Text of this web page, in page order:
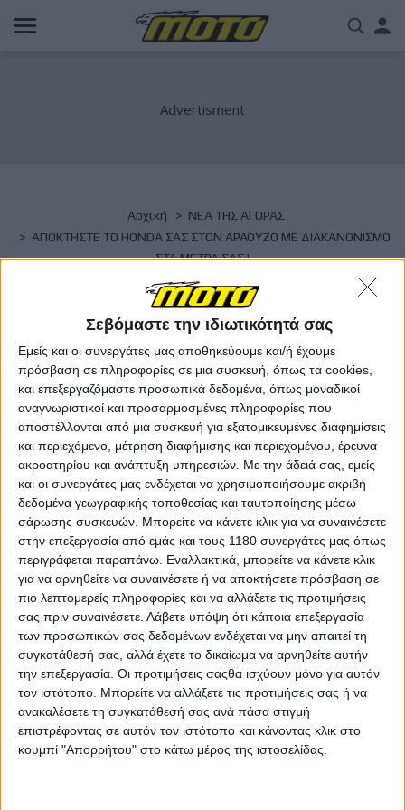
Σεβόμαστε την ιδιωτικότητά σας
Εμείς και οι συνεργάτες μας αποθηκεύουμε και/ή έχουμε
πρόσβαση σε πληροφορίες σε μια συσκευή, όπως τα cookies,
και επεξεργαζόμαστε προσωπικά δεδομένα, όπως μοναδικοί
αναγνωριστικοί και προσαρμοσμένες πληροφορίες που
αποστέλλονται από μια συσκευή για εξατομικευμένες διαφημίσεις
και περιεχόμενο, μέτρηση διαφήμισης και περιεχομένου, έρευνα
ακροατηρίου και ανάπτυξη υπηρεσιών. Με την άδειά σας, εμείς
και οι συνεργάτες μας ενδέχεται να χρησιμοποιήσουμε ακριβή
δεδομένα γεωγραφικής τοποθεσίας και ταυτοποίησης μέσω
σάρωσης συσκευών. Μπορείτε να κάνετε κλικ για να συναινέσετε
στην επεξεργασία από εμάς και τους 1180 συνεργάτες μας όπως
περιγράφεται παραπάνω. Εναλλακτικά, μπορείτε να κάνετε κλικ
για να αρνηθείτε να συναινέσετε ή να αποκτήσετε πρόσβαση σε
πιο λεπτομερείς πληροφορίες και να αλλάξετε τις προτιμήσεις
σας πριν συναινέσετε. Λάβετε υπόψη ότι κάποια επεξεργασία
των προσωπικών σας δεδομένων ενδέχεται να μην απαιτεί τη
συγκατάθεσή σας, αλλά έχετε το δικαίωμα να αρνηθείτε αυτήν
την επεξεργασία. Οι προτιμήσεις σαςθα ισχύουν μόνο για αυτόν
τον ιστότοπο. Μπορείτε να αλλάξετε τις προτιμήσεις σας ή να
ανακαλέσετε τη συγκατάθεσή σας ανά πάσα στιγμή
επιστρέφοντας σε αυτόν τον ιστότοπο και κάνοντας κλικ στο
κουμπί "Απορρήτου" στο κάτω μέρος της ιστοσελίδας.
Παράκαμψη
προς
Breadcrumb
Αρχική
NΕΑ ΤΗΣ ΑΓΟΡΑΣ
ΑΠΟΚΤΗΣΤΕ ΤΟ HONDA ΣΑΣ ΣΤΟΝ ΑΡΑΟΥΖΟ ΜΕ ΔΙΑΚΑΝΟΝΙΣΜΟ
ΣΤΑ ΜΕΤΡΑ ΣΑΣ !
ΑΠΟΚΤΗΣΤΕ ΤΟ HONDA ΣΑΣ ΣΤΟΝ ΑΡΑΟΥΖΟ
ΜΕ ΔΙΑΚΑΝΟΝΙΣΜΟ ΣΤΑ ΜΕΤΡΑ ΣΑΣ !
ΑΠΟΚΤΗΣΤΕ ΣΗΜΕΡΑ ΤΟ ΝΧ 500 ΣΕ ΝΕΑ
ΑΣΥΝΑΓΩΝΙΣΤΗ ΤΙΜΗ !
Η ιαπωνική εταιρεία διαθέτει στην γκάμα της εξαιρετικά
μοντέλα για την ελληνική αγορά. Επισκεφτείτε σήμερα
την κάθετη μονάδα Honda Αραούζος και δείτε από